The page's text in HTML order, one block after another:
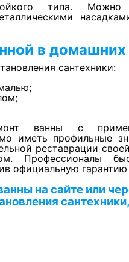
типа. Можно
в
сантехники:
ванны с
иметь профильные
реставрации
Профессионалы
официальную гарантию
на сайте или